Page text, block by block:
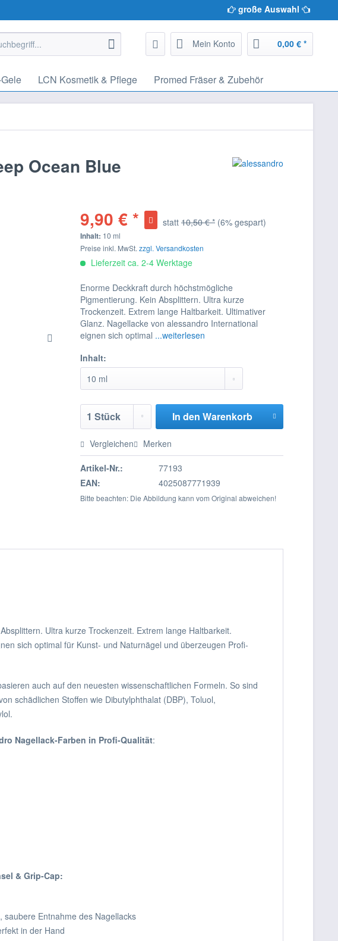
große Auswahl
Mein Konto 0,00 € *
LCN Kosmetik & Pflege Promed Fräser & Zubehör
Ocean Blue
9,90 € * statt 10,50 € * (6% gespart)
Inhalt: 10 ml
Preise inkl. MwSt. zzgl. Versandkosten
Lieferzeit ca. 2-4 Werktage
Enorme Deckkraft durch höchstmögliche
Pigmentierung. Kein Absplittern. Ultra kurze
Trockenzeit. Extrem lange Haltbarkeit. Ultimativer
Glanz. Nagellacke von alessandro International
eignen sich optimal ...weiterlesen
Inhalt:
In den Warenkorb
Vergleichen Merken
Artikel-Nr.:
77193
EAN:
4025087771939
Bitte beachten: Die Abbildung kann vom Original abweichen!
Ultra kurze Trockenzeit. Extrem lange Haltbarkeit.
sich optimal für Kunst- und Naturnägel und überzeugen Profi-
auch auf den neuesten wissenschaftlichen Formeln. So sind
schädlichen Stoffen wie Dibutylphthalat (DBP), Toluol,
Nagellack-Farben in Profi-Qualität:
& Grip-Cap:
Entnahme des Nagellacks
in der Hand